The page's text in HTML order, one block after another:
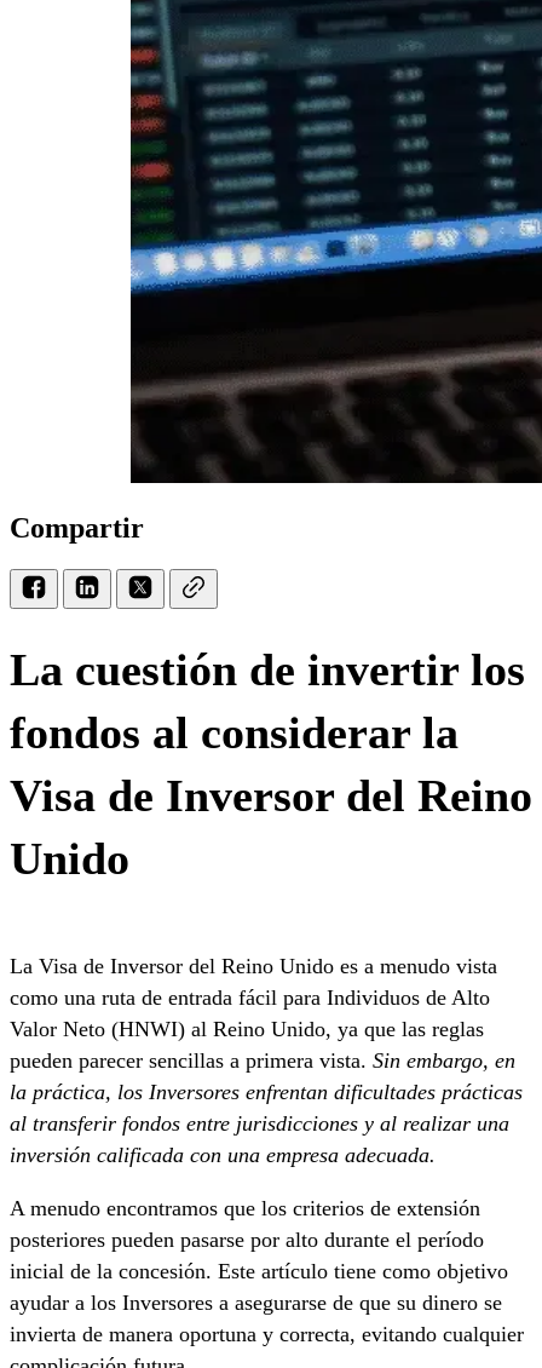
Compartir
La cuestión de invertir los
fondos al considerar la
Visa de Inversor del Reino
Unido
La Visa de Inversor del Reino Unido es a menudo vista
como una ruta de entrada fácil para Individuos de Alto
Valor Neto (HNWI) al Reino Unido, ya que las reglas
pueden parecer sencillas a primera vista. Sin embargo, en
la práctica, los Inversores enfrentan dificultades prácticas
al transferir fondos entre jurisdicciones y al realizar una
inversión calificada con una empresa adecuada.
A menudo encontramos que los criterios de extensión
posteriores pueden pasarse por alto durante el período
inicial de la concesión. Este artículo tiene como objetivo
ayudar a los Inversores a asegurarse de que su dinero se
invierta de manera oportuna y correcta, evitando cualquier